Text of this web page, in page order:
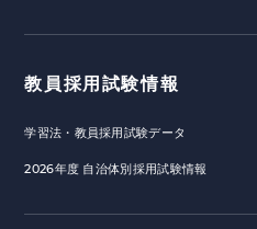
教員採用試験情報
学習法・教員採用試験データ
2026年度 自治体別採用試験情報